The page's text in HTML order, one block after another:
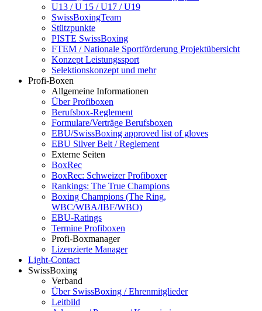
U13 / U 15 / U17 / U19
SwissBoxingTeam
Stützpunkte
PISTE SwissBoxing
FTEM / Nationale Sportförderung Projektübersicht
Konzept Leistungssport
Selektionskonzept und mehr
Profi-Boxen
Allgemeine Informationen
Über Profiboxen
Berufsbox-Reglement
Formulare/Verträge Berufsboxen
EBU/SwissBoxing approved list of gloves
EBU Silver Belt / Reglement
Externe Seiten
BoxRec
BoxRec: Schweizer Profiboxer
Rankings: The True Champions
Boxing Champions (The Ring,
WBC/WBA/IBF/WBO)
EBU-Ratings
Termine Profiboxen
Profi-Boxmanager
Lizenzierte Manager
Light-Contact
SwissBoxing
Verband
Über SwissBoxing / Ehrenmitglieder
Leitbild